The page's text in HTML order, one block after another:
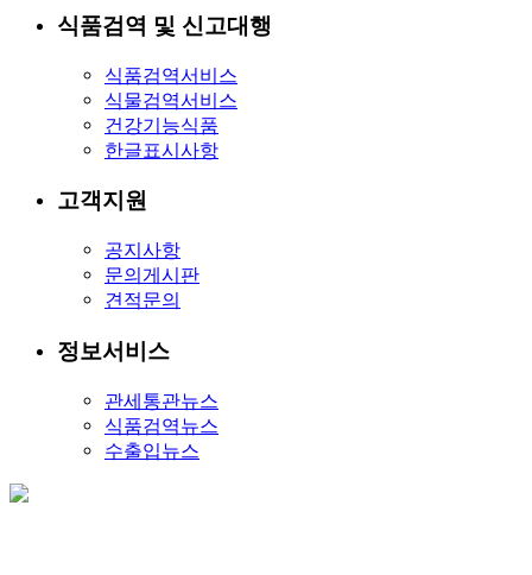
식품검역 및 신고대행
식품검역서비스
식물검역서비스
건강기능식품
한글표시사항
고객지원
공지사항
문의게시판
견적문의
정보서비스
관세통관뉴스
식품검역뉴스
수출입뉴스